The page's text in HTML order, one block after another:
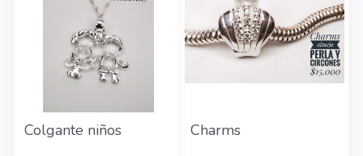
Colgante niños Charms